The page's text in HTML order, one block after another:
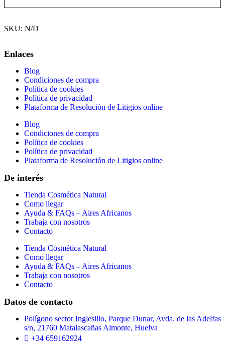
SKU: N/D
Enlaces
Blog
Condiciones de compra
Política de cookies
Política de privacidad
Plataforma de Resolución de Litigios online
Blog
Condiciones de compra
Política de cookies
Política de privacidad
Plataforma de Resolución de Litigios online
De interés
Tienda Cosmética Natural
Como llegar
Ayuda & FAQs – Aires Africanos
Trabaja con nosotros
Contacto
Tienda Cosmética Natural
Como llegar
Ayuda & FAQs – Aires Africanos
Trabaja con nosotros
Contacto
Datos de contacto
Polígono sector Inglesillo, Parque Dunar, Avda. de las Adelfas
s/n, 21760 Matalascañas Almonte, Huelva
+34 659162924